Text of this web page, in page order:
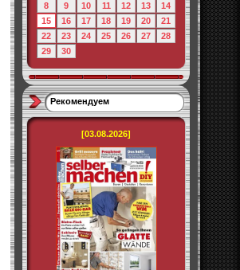
8
9 10 11 12 13
14
15
16 17 18 19 20
21
22
23 24 25 26 27
28
29
30
Рекомендуем
[03.08.2026]